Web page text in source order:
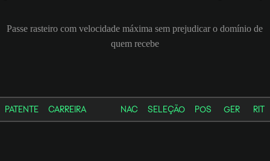
Passe rasteiro com velocidade máxima sem prejudicar o domínio de
quem recebe
PATENTE CARREIRA NAC SELEÇÃO POS GER RIT